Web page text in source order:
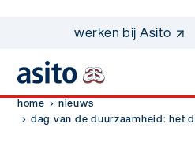
werken bij Asito
home
home
nieuws
dag van de duurzaamheid: het